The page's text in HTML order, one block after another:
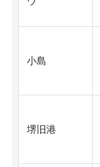
小島
堺旧港